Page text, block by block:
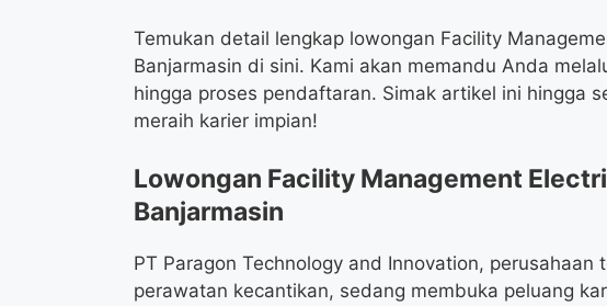
Temukan detail lengkap lowongan Facility
Banjarmasin di sini. Kami akan memandu Anda
hingga proses pendaftaran. Simak artikel ini hingga
meraih karier impian!
Lowongan Facility Management
Banjarmasin
PT Paragon Technology and Innovation,
perawatan kecantikan, sedang membuka peluang